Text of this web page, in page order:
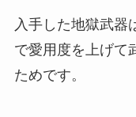
入手した地獄武器
で愛用度を上げて
ためです。